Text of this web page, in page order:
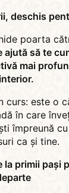
deschis
poarta
ajută să te
mai
curs: este o
în care
împreună
ca și tine.
primii pași